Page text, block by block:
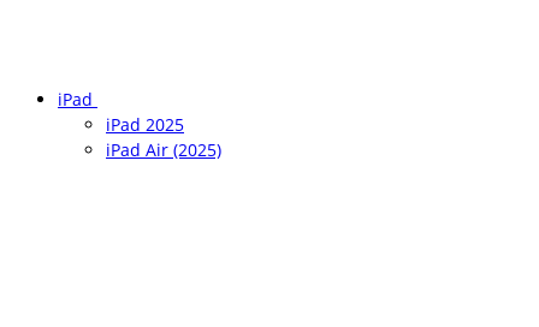
iPad
iPad 2025
iPad Air (2025)